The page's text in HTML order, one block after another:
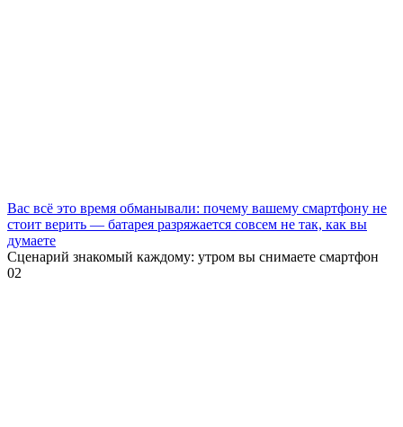
Вас всё это время обманывали: почему вашему смартфону не
стоит верить — батарея разряжается совсем не так, как вы
думаете
Сценарий знакомый каждому: утром вы снимаете смартфон
02